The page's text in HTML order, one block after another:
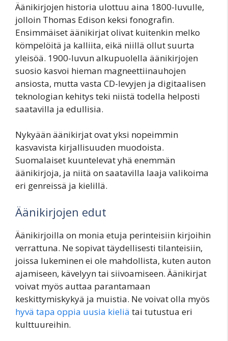
Äänikirjojen historia ulottuu aina 1800-luvulle,
jolloin Thomas Edison keksi fonografin.
Ensimmäiset äänikirjat olivat kuitenkin melko
kömpelöitä ja kalliita, eikä niillä ollut suurta
yleisöä. 1900-luvun alkupuolella äänikirjojen
suosio kasvoi hieman magneettiinauhojen
ansiosta, mutta vasta CD-levyjen ja digitaalisen
teknologian kehitys teki niistä todella helposti
saatavilla ja edullisia.
Nykyään äänikirjat ovat yksi nopeimmin
kasvavista kirjallisuuden muodoista.
Suomalaiset kuuntelevat yhä enemmän
äänikirjoja, ja niitä on saatavilla laaja valikoima
eri genreissä ja kielillä.
Äänikirjojen edut
Äänikirjoilla on monia etuja perinteisiin kirjoihin
verrattuna. Ne sopivat täydellisesti tilanteisiin,
joissa lukeminen ei ole mahdollista, kuten auton
ajamiseen, kävelyyn tai siivoamiseen. Äänikirjat
voivat myös auttaa parantamaan
keskittymiskykyä ja muistia. Ne voivat olla myös
hyvä tapa oppia uusia kieliä tai tutustua eri
kulttuureihin.